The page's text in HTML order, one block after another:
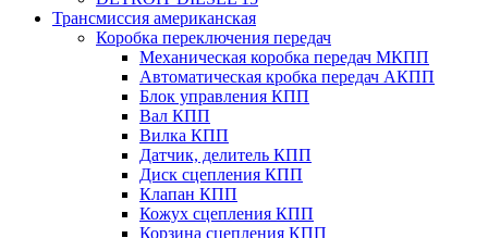
Трансмиссия американская
Коробка переключения передач
Механическая коробка передач МКПП
Автоматическая кробка передач АКПП
Блок управления КПП
Вал КПП
Вилка КПП
Датчик, делитель КПП
Диск сцепления КПП
Клапан КПП
Кожух сцепления КПП
Корзина сцепления КПП